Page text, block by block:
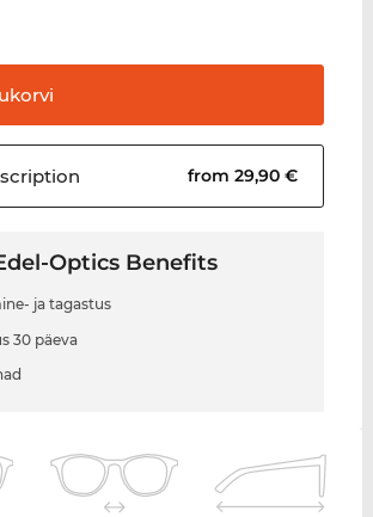
from 29,90 €
Optics Benefits
ja tagastus
30 päeva